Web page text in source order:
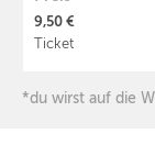
9,50 €
Ticket
*du wirst auf die